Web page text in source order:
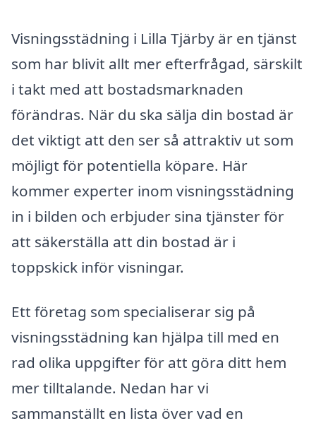
Visningsstädning i Lilla Tjärby är en tjänst
som har blivit allt mer efterfrågad, särskilt
i takt med att bostadsmarknaden
förändras. När du ska sälja din bostad är
det viktigt att den ser så attraktiv ut som
möjligt för potentiella köpare. Här
kommer experter inom visningsstädning
in i bilden och erbjuder sina tjänster för
att säkerställa att din bostad är i
toppskick inför visningar.
Ett företag som specialiserar sig på
visningsstädning kan hjälpa till med en
rad olika uppgifter för att göra ditt hem
mer tilltalande. Nedan har vi
sammanställt en lista över vad en